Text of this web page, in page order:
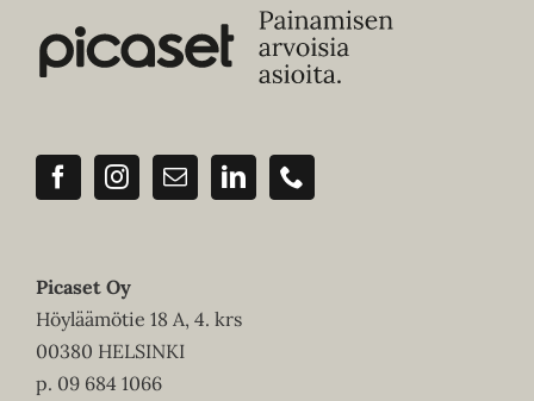
Picaset Oy
Höyläämötie 18 A, 4. krs
00380 HELSINKI
p. 09 684 1066